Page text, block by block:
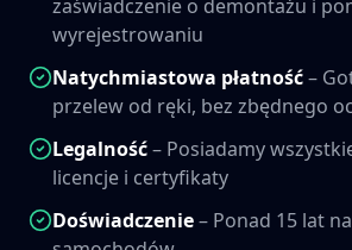
zaświadczenie o demontażu i
wyrejestrowaniu
Natychmiastowa płatność–
przelew od ręki, bez zbędnego
Legalność– Posiadamy
licencje i certyfikaty
Doświadczenie– Ponad 15 lat